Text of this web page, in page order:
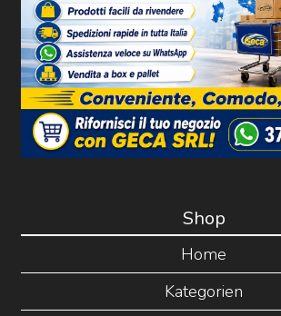
Shop
Home
Kategorien